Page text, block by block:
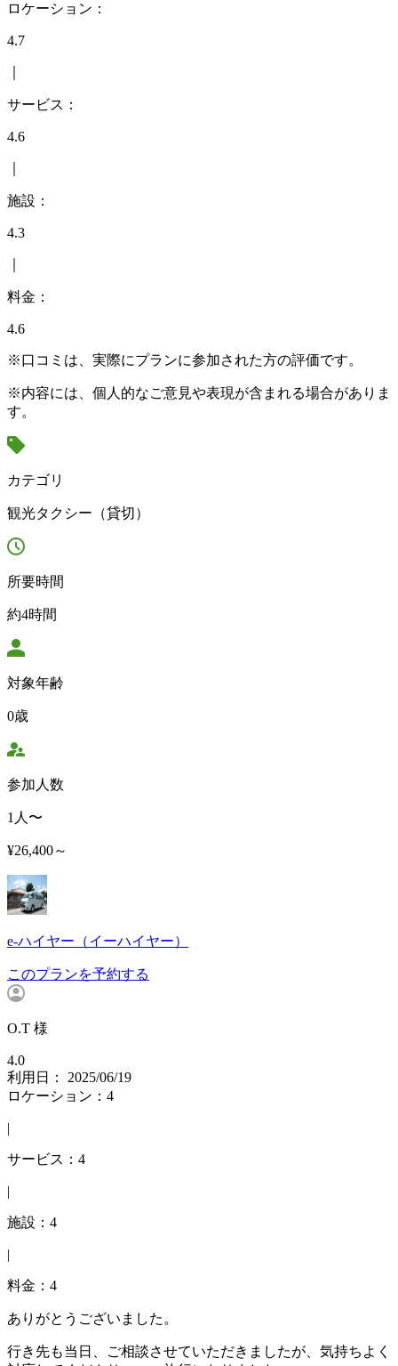
ロケーション：
4.7
サービス：
4.6
施設：
4.3
料金：
4.6
※口コミは、実際にプランに参加された方の評価です。
※内容には、個人的なご意見や表現が含まれる場合がありま
す。
カテゴリ
観光タクシー（貸切）
所要時間
約4時間
対象年齢
0歳
参加人数
1人〜
¥26,400～
e-ハイヤー（イーハイヤー）
このプランを予約する
O.T 様
4.0
利用日： 2025/06/19
ロケーション：4
|
サービス：4
|
施設：4
|
料金：4
ありがとうございました。
行き先も当日、ご相談させていただきましたが、気持ちよく